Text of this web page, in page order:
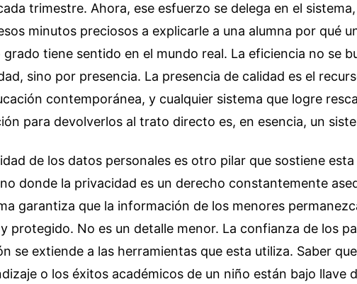
trimestre. Ahora, ese esfuerzo se delega en el
minutos preciosos a explicarle a una alumna por qué
grado tiene sentido en el mundo real. La eficiencia no se
sino por presencia. La presencia de calidad es el
contemporánea, y cualquier sistema que logre
para devolverlos al trato directo es, en esencia, un
de los datos personales es otro pilar que sostiene
donde la privacidad es un derecho constantemente
garantiza que la información de los menores
protegido. No es un detalle menor. La confianza de los
se extiende a las herramientas que esta utiliza. Saber
o los éxitos académicos de un niño están bajo llave